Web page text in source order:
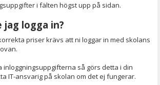
i fälten högst upp på sidan.
logga in?
priser krävs att ni loggar in med skolans
inloggningsuppgifterna så görs detta i din
IT-ansvarig på skolan om det ej fungerar.